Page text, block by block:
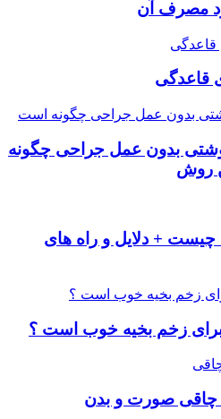
مصرف آن
قاعدگی
بدون عمل جراحی چگونه
روش
+ دلایل و راه های
برای زخم بخیه خوب است ؟
چاقی صورت و بدن